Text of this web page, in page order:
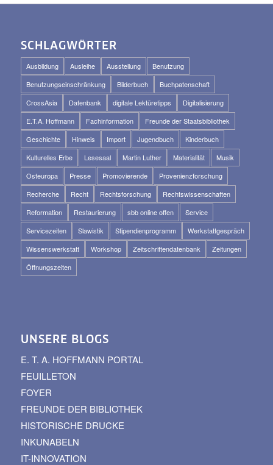
SCHLAGWÖRTER
Ausbildung Ausleihe Ausstellung
Benutzung
Benutzungseinschränkung
Bilderbuch
Buchpatenschaft
CrossAsia
Datenbank digitale Lektüretipps
Digitalisierung
E.T.A. Hoffmann
Fachinformation
Freunde der Staatsbibliothek
Geschichte
Hinweis Import Jugendbuch
Kinderbuch
Kulturelles Erbe
Lesesaal Martin Luther Materialität
Musik
Osteuropa
Presse Promovierende
Provenienzforschung
Recherche
Recht Rechtsforschung
Rechtswissenschaften
Reformation
Restaurierung sbb online offen
Service
Servicezeiten
Slawistik Stipendienprogramm
Werkstattgespräch
Wissenswerkstatt
Workshop Zeitschriftendatenbank
Zeitungen
Öffnungszeiten
UNSERE BLOGS
E. T. A. HOFFMANN PORTAL
FEUILLETON
FOYER
FREUNDE DER BIBLIOTHEK
HISTORISCHE DRUCKE
INKUNABELN
IT-INNOVATION